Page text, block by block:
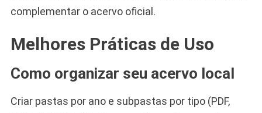
complementar o acervo oficial.
Melhores Práticas de Uso
Como organizar seu acervo local
Criar pastas por ano e subpastas por tipo (PDF,